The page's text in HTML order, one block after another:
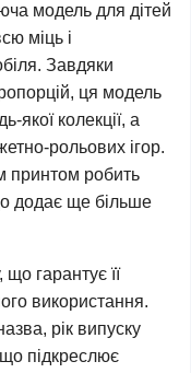
модель для дітей
міць і
Завдяки
ця модель
якої колекції, а
рольових ігор.
принтом робить
додає ще більше
гарантує її
використання.
рік випуску
підкреслює